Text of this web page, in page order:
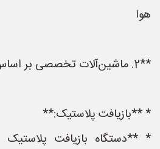
هوا
**2. ماشین‌آلات تخصصی بر اساس نوع مواد بازیافتی:**
* **بازیافت پلاستیک:**